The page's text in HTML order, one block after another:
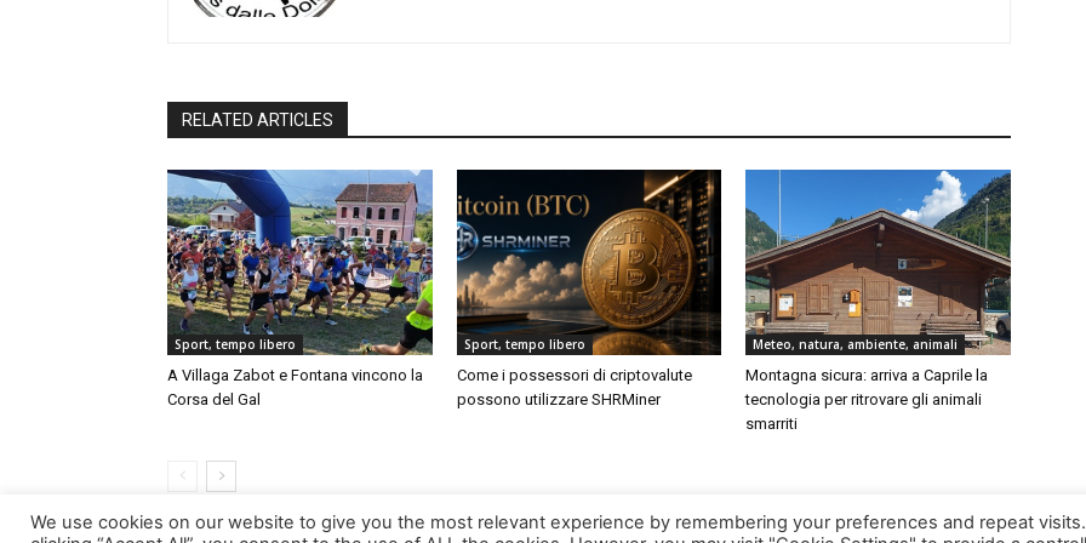
RELATED ARTICLES
Sport, tempo libero
A Villaga Zabot e Fontana vincono la
Corsa del Gal
Sport, tempo libero
Come i possessori di criptovalute
possono utilizzare SHRMiner
Meteo, natura, ambiente, animali
Montagna sicura: arriva a Caprile la
tecnologia per ritrovare gli animali
smarriti
We use cookies on our website to give you the most relevant experience by remembering your preferences and repeat